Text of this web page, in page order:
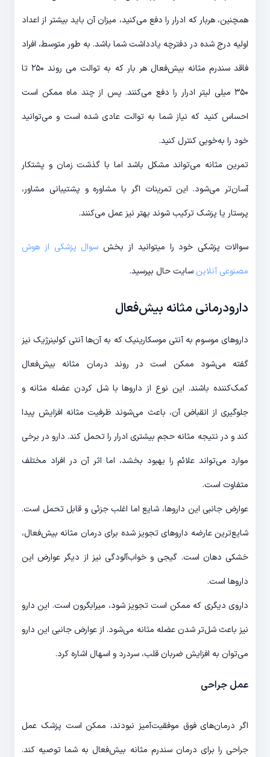
همچنین، هربار که ادرار را دفع می‌کنید، میزان آن باید بیشتر از اعداد
اولیه درج شده در دفترچه یادداشت شما باشد. به طور متوسط، افراد
فاقد ‌سندرم مثانه ‌بیش‌فعال هر بار که به توالت می روند ۲۵۰ تا
۳۵۰ میلی لیتر ادرار را دفع می‌کنند. پس از چند ماه ممکن است
احساس کنید که نیاز شما به توالت عادی شده است و می‌توانید
خود را به‌خوبی کنترل کنید.
تمرین مثانه می‌تواند مشکل باشد اما با گذشت زمان و پشتکار
آسان‌تر می‌شود. این تمرینات اگر با مشاوره و پشتیبانی مشاور،
پرستار یا پزشک ترکیب شوند بهتر نیز عمل می‌کنند.
سوالات پزشکی خود را میتوانید از بخش سوال پزشکی از هوش
مصنوعی آنلاین سایت حال بپرسید.
دارودرمانی مثانه ‌بیش‌فعال
داروهای موسوم به آنتی موسکارینیک که به ‌آن‌ها آنتی کولینرژیک نیز
گفته می‌شود ممکن است در روند درمان مثانه ‌بیش‌فعال
کمک‌کننده باشند. این نوع از داروها با شل کردن عضله مثانه و
جلوگیری از انقباض آن، باعث می‌شوند ظرفیت مثانه افزایش پیدا
کند و در نتیجه مثانه حجم بیشتری ادرار را تحمل ‌کند. دارو در برخی
موارد می‌تواند علائم را بهبود بخشد، اما اثر آن در افراد مختلف
متفاوت است.
عوارض جانبی این داروها، شایع اما اغلب جزئی و قابل تحمل است.
شایع‌ترین عارضه داروهای تجویز شده برای درمان مثانه ‌بیش‌فعال،
خشکی دهان است. گیجی و خواب‌آلودگی نیز از دیگر عوارض این
داروها است.
داروی دیگری که ممکن است تجویز شود، میرابگرون است. این دارو
نیز باعث شل‌تر شدن عضله مثانه می‌شود. از عوارض جانبی این دارو
می‌توان به افزایش ضربان قلب، سردرد و اسهال اشاره کرد.
عمل جراحی
اگر درمان‌های فوق موفقیت‌آمیز نبودند، ممکن است پزشک عمل
جراحی را برای درمان ‌سندرم مثانه ‌بیش‌فعال به شما توصیه کند.